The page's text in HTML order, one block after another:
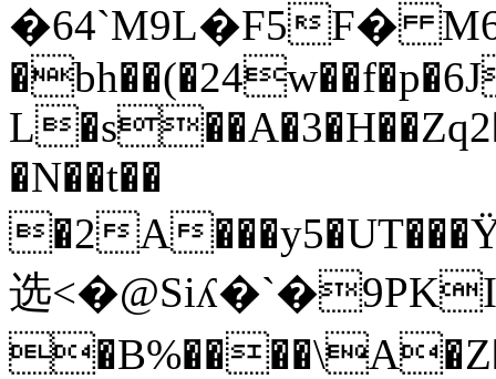
�64`M9L�F5F�
�N��t��
�2A
选<�@Siʎ�`�9PKI٧#(���b�nG9:�4